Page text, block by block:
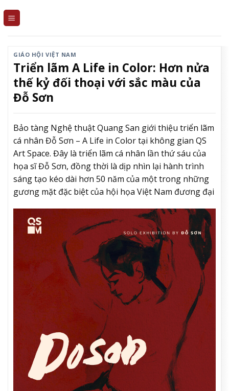
GIÁO HỘI VIỆT NAM
Triển lãm A Life in Color: Hơn nửa
thế kỷ đối thoại với sắc màu của
Đỗ Sơn
Bảo tàng Nghệ thuật Quang San giới thiệu triển lãm
cá nhân Đỗ Sơn – A Life in Color tại không gian QS
Art Space. Đây là triển lãm cá nhân lần thứ sáu của
họa sĩ Đỗ Sơn, đồng thời là dịp nhìn lại hành trình
sáng tạo kéo dài hơn 50 năm của một trong những
gương mặt đặc biệt của hội họa Việt Nam đương đại